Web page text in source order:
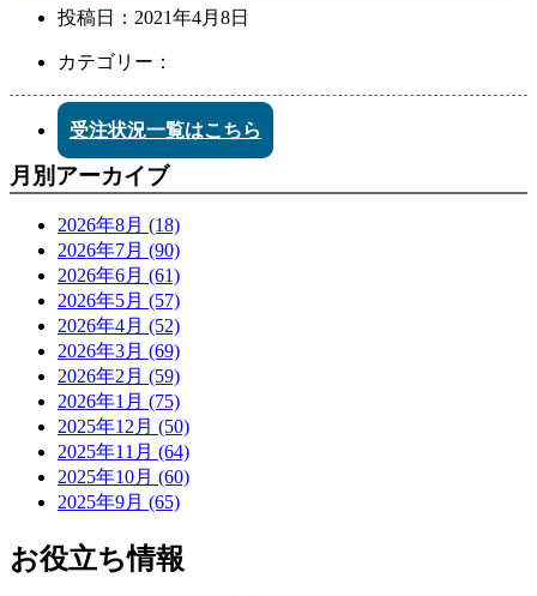
投稿日： 2021年4月8日
カテゴリー：
受注状況一覧はこちら
月別アーカイブ
2026年8月 (18)
2026年7月 (90)
2026年6月 (61)
2026年5月 (57)
2026年4月 (52)
2026年3月 (69)
2026年2月 (59)
2026年1月 (75)
2025年12月 (50)
2025年11月 (64)
2025年10月 (60)
2025年9月 (65)
お役立ち情報